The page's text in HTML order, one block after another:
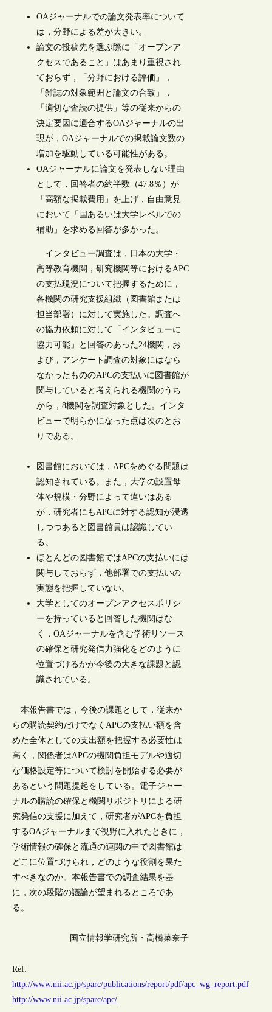
OAジャーナルでの論文発表率について
は，分野による差が大きい。
論文の投稿先を選ぶ際に「オープンア
クセスであること」はあまり重視され
ておらず，「分野における評価」，
「雑誌の対象範囲と論文の合致」，
「適切な査読の提供」等の従来からの
決定要因に適合するOAジャーナルの出
現が，OAジャーナルでの掲載論文数の
増加を駆動している可能性がある。
OAジャーナルに論文を発表しない理由
として，回答者の約半数（47.8％）が
「高額な掲載費用」を上げ，自由意見
において「国あるいは大学レベルでの
補助」を求める回答が多かった。
インタビュー調査は，日本の大学・
高等教育機関，研究機関等におけるAPC
の支払現況について把握するために，
各機関の研究支援組織（図書館または
担当部署）に対して実施した。調査へ
の協力依頼に対して「インタビューに
協力可能」と回答のあった24機関，お
よび，アンケート調査の対象にはなら
なかったもののAPCの支払いに図書館が
関与していると考えられる機関のうち
から，8機関を調査対象とした。インタ
ビューで明らかになった点は次のとお
りである。
図書館においては，APCをめぐる問題は
認知されている。また，大学の設置母
体や規模・分野によって違いはある
が，研究者にもAPCに対する認知が浸透
しつつあると図書館員は認識してい
る。
ほとんどの図書館ではAPCの支払いには
関与しておらず，他部署での支払いの
実態を把握していない。
大学としてのオープンアクセスポリシ
ーを持っていると回答した機関はな
く，OAジャーナルを含む学術リソース
の確保と研究発信力強化をどのように
位置づけるかが今後の大きな課題と認
識されている。
本報告書では，今後の課題として，従来か
らの購読契約だけでなくAPCの支払い額を含
めた全体としての支出額を把握する必要性は
高く，関係者はAPCの機関負担モデルや適切
な価格設定等について検討を開始する必要が
あるという問題提起をしている。電子ジャー
ナルの購読の確保と機関リポジトリによる研
究発信の支援に加えて，研究者がAPCを負担
するOAジャーナルまで視野に入れたときに，
学術情報の確保と流通の連関の中で図書館は
どこに位置づけられ，どのような役割を果た
すべきなのか。本報告書での調査結果を基
に，次の段階の議論が望まれるところであ
る。
国立情報学研究所・高橋菜奈子
Ref:
http://www.nii.ac.jp/sparc/publications/report/pdf/apc_wg_report.pdf
http://www.nii.ac.jp/sparc/apc/